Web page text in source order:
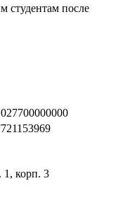
студентам после
1, корп. 3